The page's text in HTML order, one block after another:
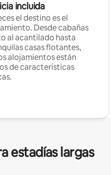
incluida
el destino es el
Desde cabañas
al acantilado hasta
casas flotantes,
alojamientos están
de características
estadías largas